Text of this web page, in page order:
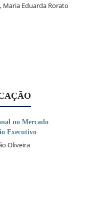
Maria Eduarda Rorato
no Mercado
Executivo
Oliveira